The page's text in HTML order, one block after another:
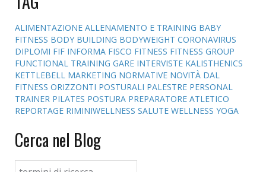
ALIMENTAZIONE ALLENAMENTO E TRAINING BABY
FITNESS BODY BUILDING BODYWEIGHT CORONAVIRUS
DIPLOMI FIF INFORMA FISCO FITNESS FITNESS GROUP
FUNCTIONAL TRAINING GARE INTERVISTE KALISTHENICS
KETTLEBELL MARKETING NORMATIVE NOVITÀ DAL
FITNESS ORIZZONTI POSTURALI PALESTRE PERSONAL
TRAINER PILATES POSTURA PREPARATORE ATLETICO
REPORTAGE RIMINIWELLNESS SALUTE WELLNESS YOGA
Cerca nel Blog